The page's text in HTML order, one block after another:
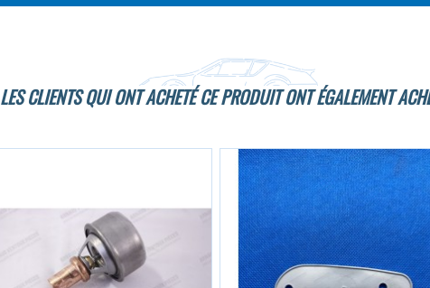
LES CLIENTS QUI ONT ACHETÉ CE PRODUIT ONT ÉGALEMENT